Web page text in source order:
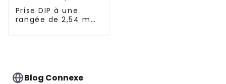
Prise DIP à une
rangée de 2,54 mm
Blog Connexe